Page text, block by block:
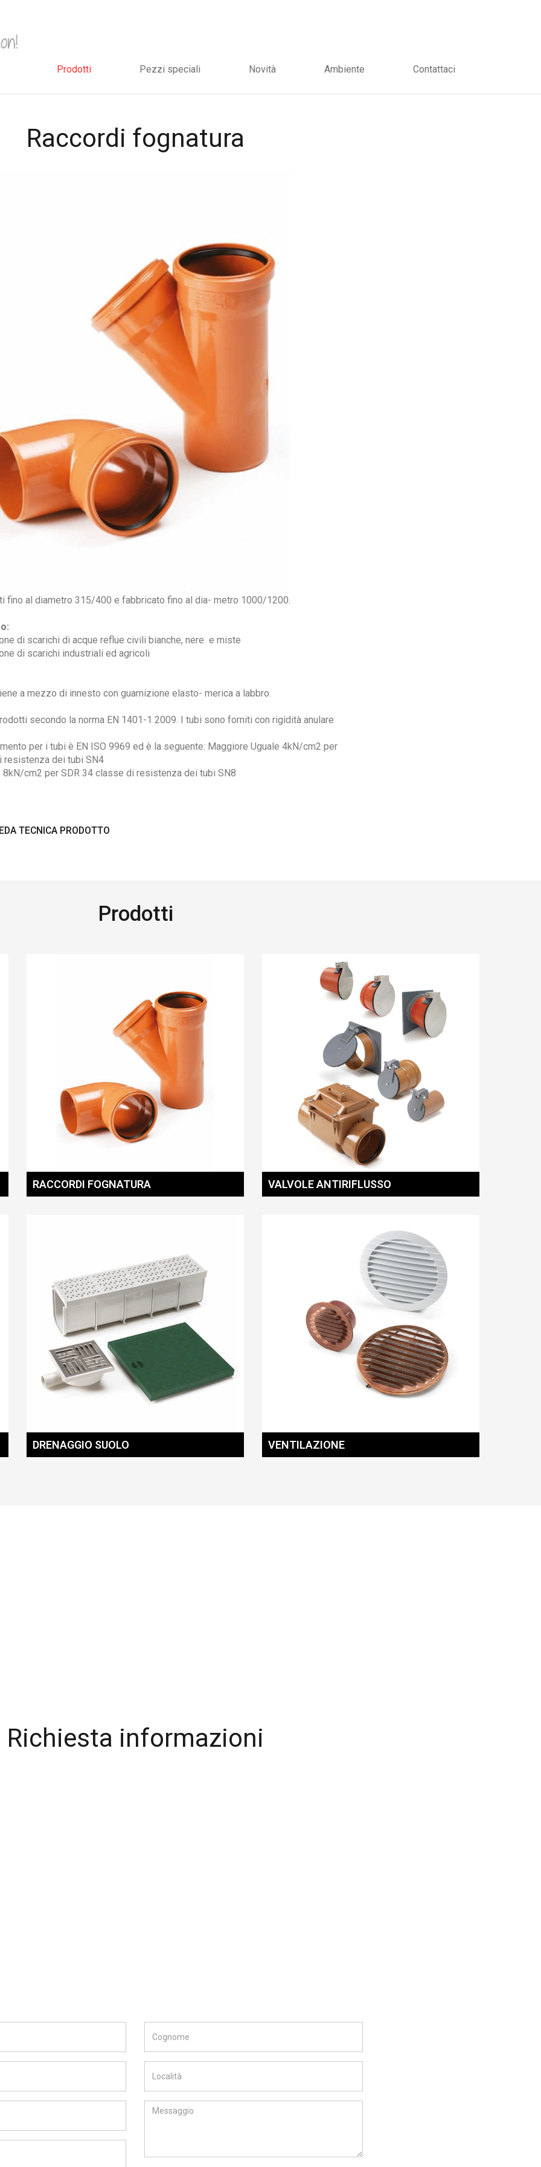
Prodotti Pezzi speciali Novità Ambiente Contattaci
Raccordi fognatura
fino al diametro 315/400 e fabbricato fino al dia- metro 1000/1200.
di scarichi di acque reflue civili bianche, nere e miste
di scarichi industriali ed agricoli
a mezzo di innesto con guarnizione elasto- merica a labbro.
secondo la norma EN 1401-1 2009. I tubi sono forniti con rigidità anulare
per i tubi è EN ISO 9969 ed è la seguente: Maggiore Uguale 4kN/cm2 per
resistenza dei tubi SN4
8kN/cm2 per SDR 34 classe di resistenza dei tubi SN8
TECNICA PRODOTTO
Prodotti
RACCORDI FOGNATURA VALVOLE ANTIRIFLUSSO
DRENAGGIO SUOLO VENTILAZIONE
Richiesta informazioni